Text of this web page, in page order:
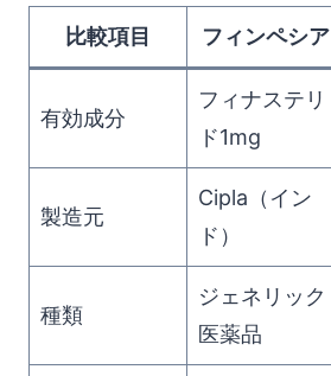
比較項目 フィンペシア
有効成分
フィナステリ
ド1mg
製造元
Cipla（イン
ド）
種類
ジェネリック
医薬品